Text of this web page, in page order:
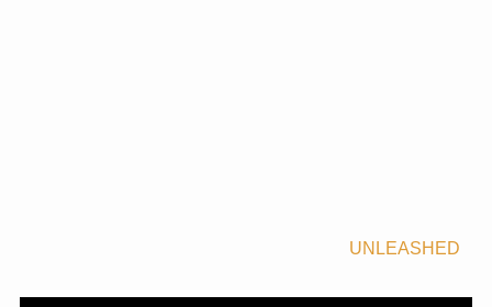
UNLEASHED